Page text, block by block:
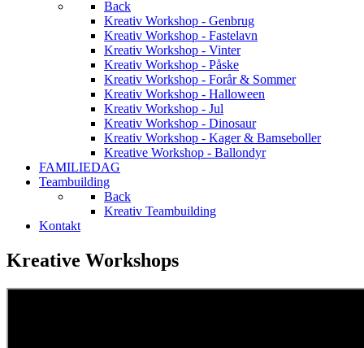
Back
Kreativ Workshop - Genbrug
Kreativ Workshop - Fastelavn
Kreativ Workshop - Vinter
Kreativ Workshop - Påske
Kreativ Workshop - Forår & Sommer
Kreativ Workshop - Halloween
Kreativ Workshop - Jul
Kreativ Workshop - Dinosaur
Kreativ Workshop - Kager & Bamseboller
Kreative Workshop - Ballondyr
FAMILIEDAG
Teambuilding
Back
Kreativ Teambuilding
Kontakt
Kreative Workshops